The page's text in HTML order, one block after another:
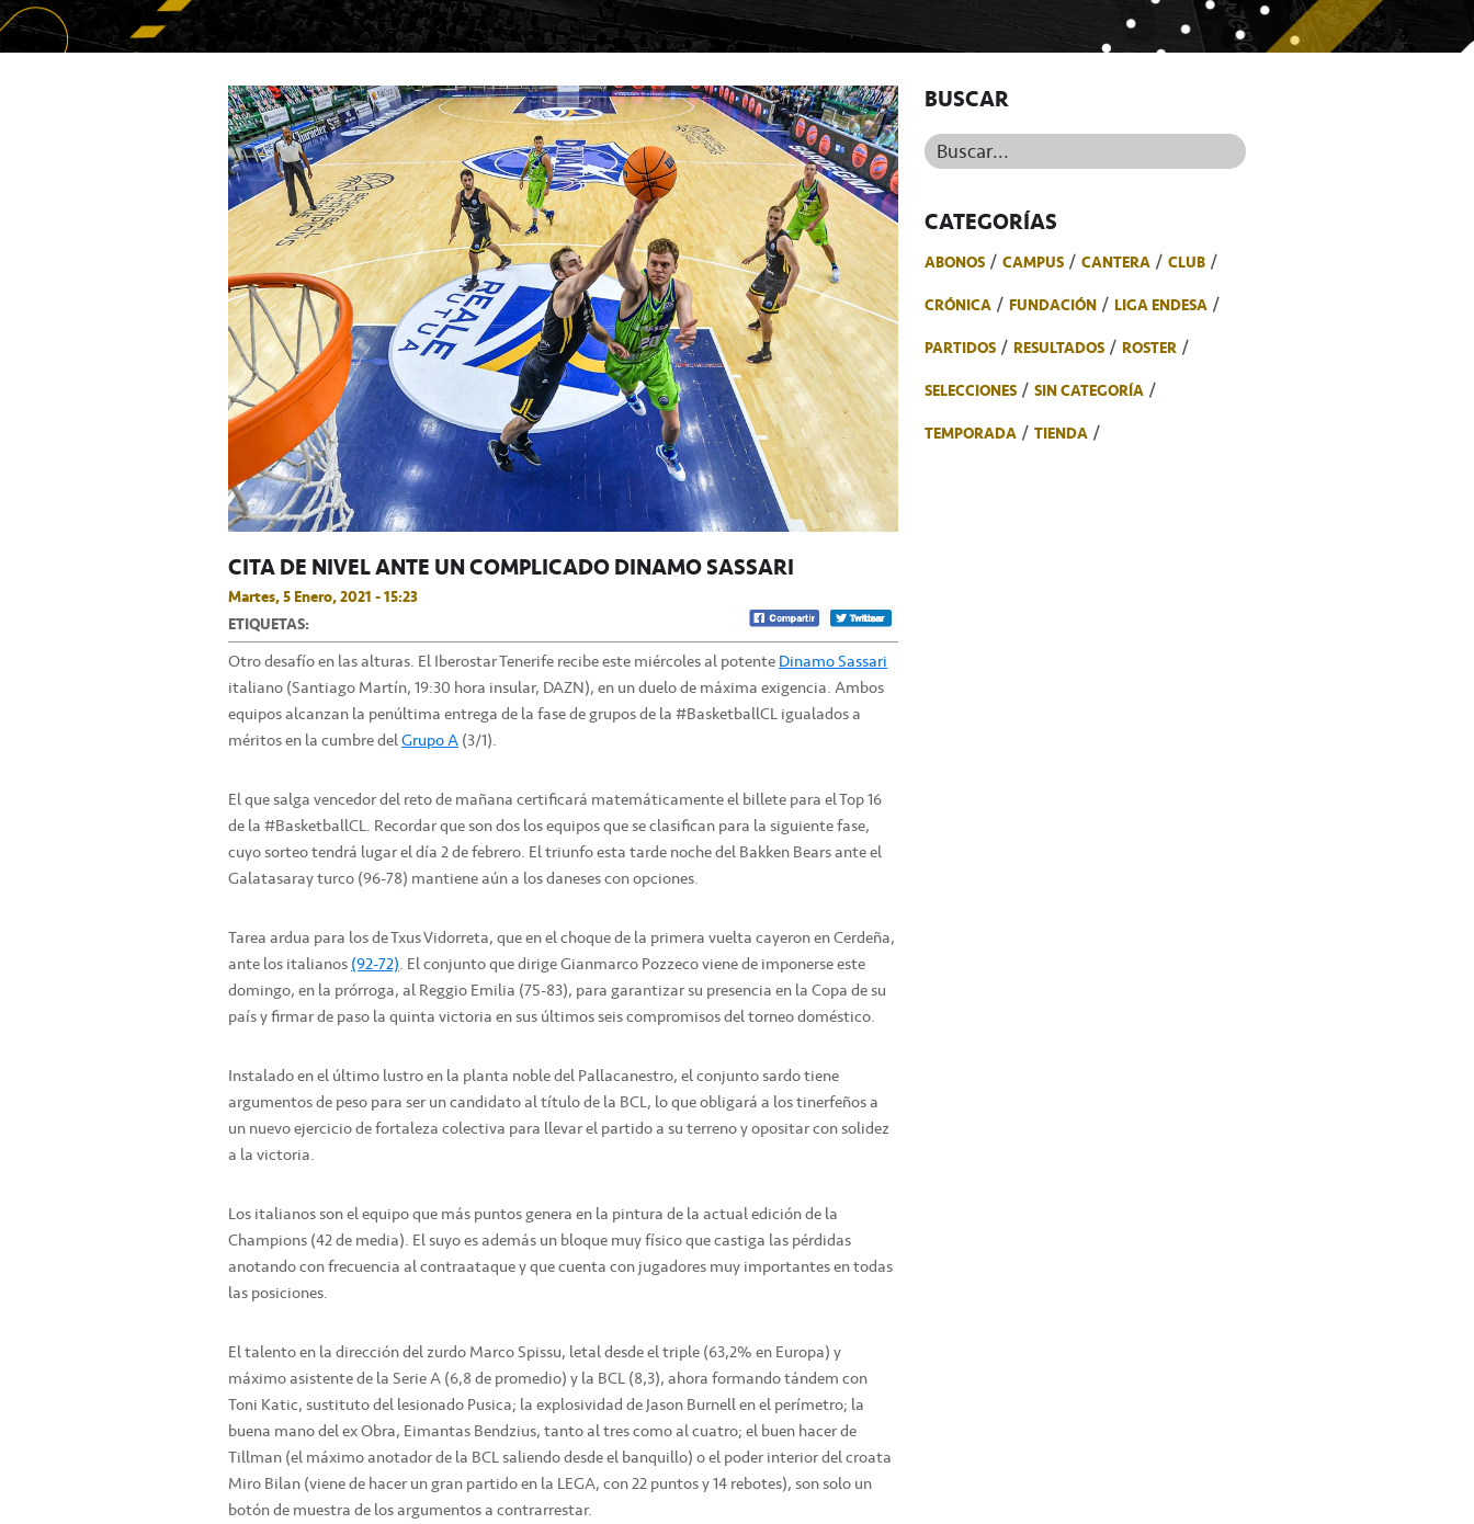
CITA DE NIVEL ANTE UN COMPLICADO DINAMO SASSARI
Martes, 5 Enero, 2021 - 15:23
ETIQUETAS:
Otro desafío en las alturas. El Iberostar Tenerife recibe este miércoles al potenteDinamo Sassari
italiano (Santiago Martín, 19:30 hora insular, DAZN), en un duelo de máxima exigencia. Ambos
equipos alcanzan la penúltima entrega de la fase de grupos de la #BasketballCL igualados a
méritos en la cumbre delGrupo A(3/1).
El que salga vencedor del reto de mañana certificará matemáticamente el billete para el Top 16
de la #BasketballCL. Recordar que son dos los equipos que se clasifican para la siguiente fase,
cuyo sorteo tendrá lugar el día 2 de febrero. El triunfo esta tarde noche del Bakken Bears ante el
Galatasaray turco (96-78) mantiene aún a los daneses con opciones.
Tarea ardua para los de Txus Vidorreta, que en el choque de la primera vuelta cayeron en Cerdeña,
ante los italianos(92-72). El conjunto que dirige Gianmarco Pozzeco viene de imponerse este
domingo, en la prórroga, al Reggio Emilia (75-83), para garantizar su presencia en la Copa de su
país y firmar de paso la quinta victoria en sus últimos seis compromisos del torneo doméstico.
Instalado en el último lustro en la planta noble del Pallacanestro, el conjunto sardo tiene
argumentos de peso para ser un candidato al título de la BCL, lo que obligará a los tinerfeños a
un nuevo ejercicio de fortaleza colectiva para llevar el partido a su terreno y opositar con solidez
a la victoria.
Los italianos son el equipo que más puntos genera en la pintura de la actual edición de la
Champions (42 de media). El suyo es además un bloque muy físico que castiga las pérdidas
anotando con frecuencia al contraataque y que cuenta con jugadores muy importantes en todas
las posiciones.
El talento en la dirección del zurdo Marco Spissu, letal desde el triple (63,2% en Europa) y
máximo asistente de la Serie A (6,8 de promedio) y la BCL (8,3), ahora formando tándem con
Toni Katic, sustituto del lesionado Pusica; la explosividad de Jason Burnell en el perímetro; la
buena mano del ex Obra, Eimantas Bendzius, tanto al tres como al cuatro; el buen hacer de
Tillman (el máximo anotador de la BCL saliendo desde el banquillo) o el poder interior del croata
Miro Bilan (viene de hacer un gran partido en la LEGA, con 22 puntos y 14 rebotes), son solo un
botón de muestra de los argumentos a contrarrestar.
BUSCAR
Buscar...
CATEGORÍAS
ABONOS CAMPUS CANTERA
CLUB
CRÓNICA
FUNDACIÓN
LIGA ENDESA
PARTIDOS
RESULTADOS
ROSTER
SELECCIONES
SIN CATEGORÍA
TEMPORADA
TIENDA